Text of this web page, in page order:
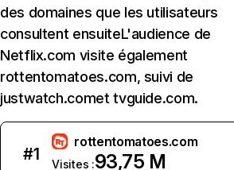
des domaines que les utilisateurs
consultent ensuiteL'audience de
Netflix.com visite également
rottentomatoes.com, suivi de
justwatch.comet tvguide.com.
#1
rottentomatoes.com
Visites :93,75 M